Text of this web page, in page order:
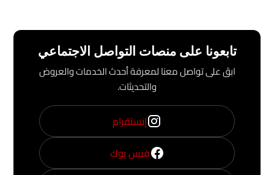
تابعونا على منصات التواصل الاجتماعي
ابقَ على تواصل معنا لمعرفة أحدث الخدمات والعروض
والتحديثات.
إنستقرام
فيس بوك